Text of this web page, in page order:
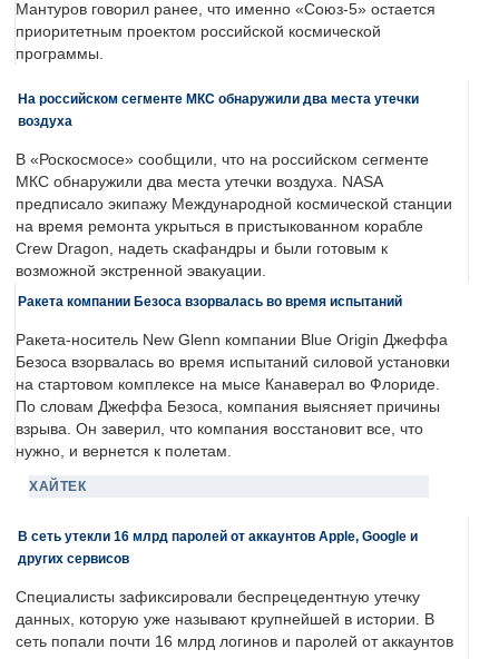
Мантуров говорил ранее, что именно «Союз-5» остается
приоритетным проектом российской космической
программы.
На российском сегменте МКС обнаружили два места утечки
воздуха
В «Роскосмосе» сообщили, что на российском сегменте
МКС обнаружили два места утечки воздуха. NASA
предписало экипажу Международной космической станции
на время ремонта укрыться в пристыкованном корабле
Crew Dragon, надеть скафандры и были готовым к
возможной экстренной эвакуации.
Ракета компании Безоса взорвалась во время испытаний
Ракета-носитель New Glenn компании Blue Origin Джеффа
Безоса взорвалась во время испытаний силовой установки
на стартовом комплексе на мысе Канаверал во Флориде.
По словам Джеффа Безоса, компания выясняет причины
взрыва. Он заверил, что компания восстановит все, что
нужно, и вернется к полетам.
ХАЙТЕК
В сеть утекли 16 млрд паролей от аккаунтов Apple, Google и
других сервисов
Специалисты зафиксировали беспрецедентную утечку
данных, которую уже называют крупнейшей в истории. В
сеть попали почти 16 млрд логинов и паролей от аккаунтов